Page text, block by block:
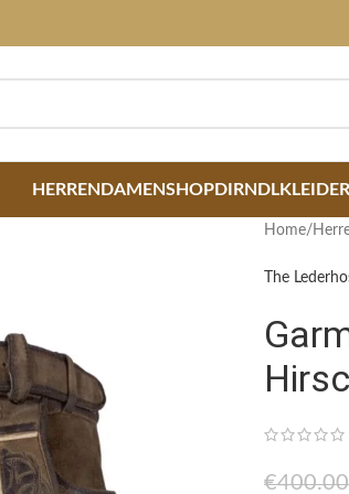
HERREN DAMENSHOPDIRNDLKLEIDER
Home/
The
€400.00